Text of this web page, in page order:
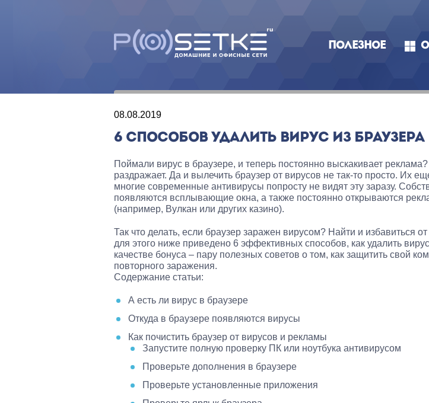
ПОЛЕЗНОЕ
08.08.2019
6 СПОСОБОВ УДАЛИТЬ ВИРУС ИЗ БРАУЗЕРА
Поймали вирус в браузере, и теперь постоянно выскакивает
раздражает. Да и вылечить браузер от вирусов не так-то просто. Их
многие современные антивирусы попросту не видят эту заразу.
появляются всплывающие окна, а также постоянно открываются
(например, Вулкан или других казино).
Так что делать, если браузер заражен вирусом? Найти и избавиться
для этого ниже приведено 6 эффективных способов, как удалить
качестве бонуса – пару полезных советов о том, как защитить свой
повторного заражения.
Содержание статьи:
А есть ли вирус в браузере
Откуда в браузере появляются вирусы
Как почистить браузер от вирусов и рекламы
Запустите полную проверку ПК или ноутбука антивирусом
Проверьте дополнения в браузере
Проверьте установленные приложения